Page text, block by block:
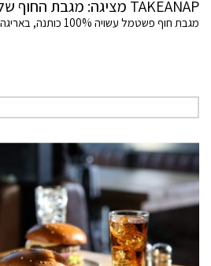
TAKEANAP מציגה: מגבת החוף שלא סוחבת חול
מגבת חוף פשטמל עשויה 100% כותנה, באריגה דקה, רכה ואוורירית.